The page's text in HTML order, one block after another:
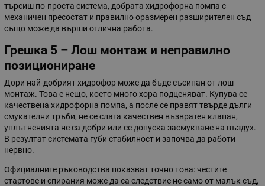
търсиш по-проста система, добрата хидрофорна помпа с
механичен пресостат и правилно оразмерен разширителен съд
също може да върши отлична работа.
Грешка 5 – Лош монтаж и неправилно
позициониране
Дори най-добрият хидрофор може да бъде съсипан от лош
монтаж. Това е нещо, което много хора подценяват. Купува се
качествена хидрофорна помпа, а после се правят твърде дълги
смукателни тръби, не се слага качествен възвратен клапан,
уплътненията не са добри или се допуска засмукване на въздух.
В резултат системата губи стабилност и започва да работи
нервно.
Официалните ръководства показват точно това: честите
стартове и спирания може да са следствие не само от малък съд,